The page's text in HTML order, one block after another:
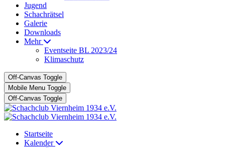
Jugend
Schachrätsel
Galerie
Downloads
Mehr
Eventseite BL 2023/24
Klimaschutz
Off-Canvas Toggle
Mobile Menu Toggle
Off-Canvas Toggle
Startseite
Kalender